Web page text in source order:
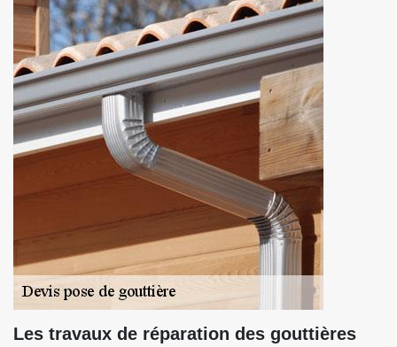
Les travaux de réparation des gouttières